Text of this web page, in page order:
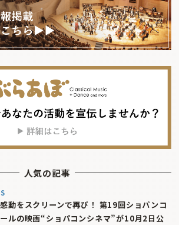
人気の記事
動をスクリーンで再び！ 第19回ショパンコ
ルの映画“ショパコンシネマ”が10月2日公